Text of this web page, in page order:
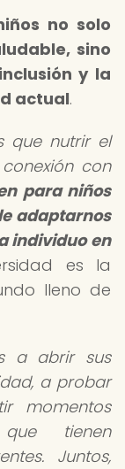
no solo
sino
y la
actual.
que nutrir el
con
para niños
adaptarnos
individuo en
es la
lleno de
a abrir sus
a probar
momentos
tienen
Juntos,